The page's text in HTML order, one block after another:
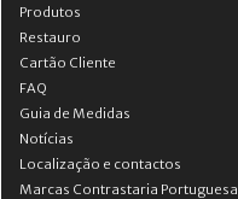
Produtos
Restauro
Cartão Cliente
FAQ
Guia de Medidas
Notícias
Localização e contactos
Marcas Contrastaria Portuguesa